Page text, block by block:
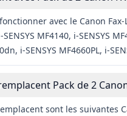
avec le Canon Fax-
MF4140, i-SENSYS
i-SENSYS MF4660PL, i-
Pack de 2
sont les suivantes